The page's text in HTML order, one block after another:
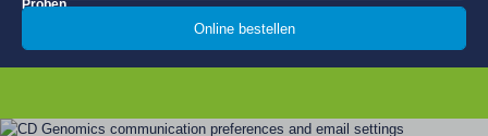
Online bestellen